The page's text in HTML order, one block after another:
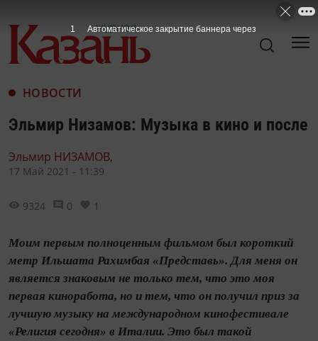
НОВОСТИ
Эльмир Низамов: Музыка в кино и после
Эльмир НИЗАМОВ,
17 Май 2021 - 11:39
9324 0 1
Моим первым полноценным фильмом был короткий
метр Ильшата Рахимбая «Представь». Для меня он
является знаковым не только тем, что это моя
первая киноработа, но и тем, что он получил приз за
лучшую музыку на международном кинофестивале
«Религия сегодня» в Италии. Это был такой